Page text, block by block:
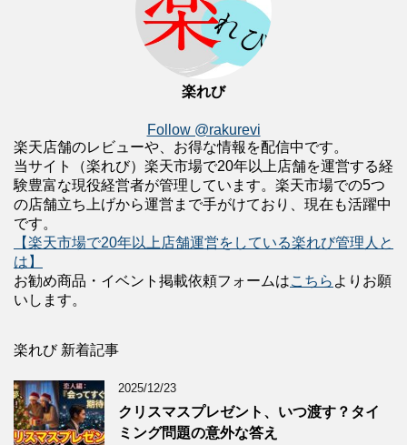
楽れび
Follow @rakurevi
楽天店舗のレビューや、お得な情報を配信中です。
当サイト（楽れび）楽天市場で20年以上店舗を運営する経
験豊富な現役経営者が管理しています。楽天市場での5つ
の店舗立ち上げから運営まで手がけており、現在も活躍中
です。
【楽天市場で20年以上店舗運営をしている楽れび管理人と
は】
お勧め商品・イベント掲載依頼フォームはこちら よりお願
いします。
楽れび 新着記事
2025/12/23
クリスマスプレゼント、いつ渡す？タイ
ミング問題の意外な答え